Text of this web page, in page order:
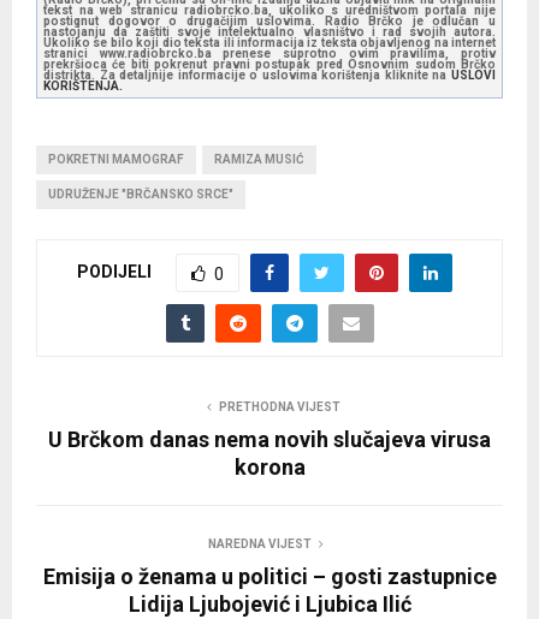
tekst na web stranicu radiobrcko.ba, ukoliko s uredništvom portala nije
postignut dogovor o drugačijim uslovima. Radio Brčko je odlučan u
nastojanju da zaštiti svoje intelektualno vlasništvo i rad svojih autora.
Ukoliko se bilo koji dio teksta ili informacija iz teksta objavljenog na internet
stranici www.radiobrcko.ba prenese suprotno ovim pravilima, protiv
prekršioca će biti pokrenut pravni postupak pred Osnovnim sudom Brčko
distrikta. Za detaljnije informacije o uslovima korištenja kliknite na USLOVI
KORIŠTENJA.
POKRETNI MAMOGRAF RAMIZA MUSIĆ
UDRUŽENJE "BRČANSKO SRCE"
PODIJELI 0
PRETHODNA VIJEST
U Brčkom danas nema novih slučajeva virusa
korona
NAREDNA VIJEST
Emisija o ženama u politici – gosti zastupnice
Lidija Ljubojević i Ljubica Ilić